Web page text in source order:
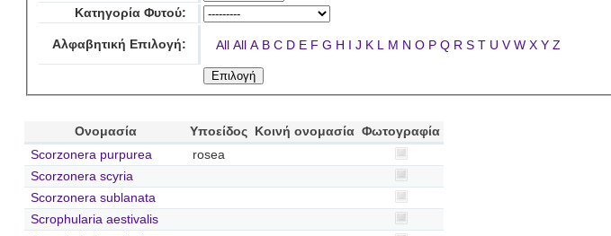
Κατηγορία Φυτού:
Αλφαβητική Επιλογή: All All A B C D E F G H I J K L M N O P Q R S T U V W X Y Z
Ονομασία Υποείδος Κοινή ονομασία Φωτογραφία
Scorzonera purpurea
rosea
Scorzonera scyria
Scorzonera sublanata
Scrophularia aestivalis